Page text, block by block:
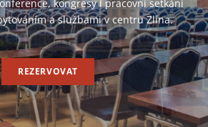
kongresy i pracovní setkání
a službami v centru Zlína.
REZERVOVAT